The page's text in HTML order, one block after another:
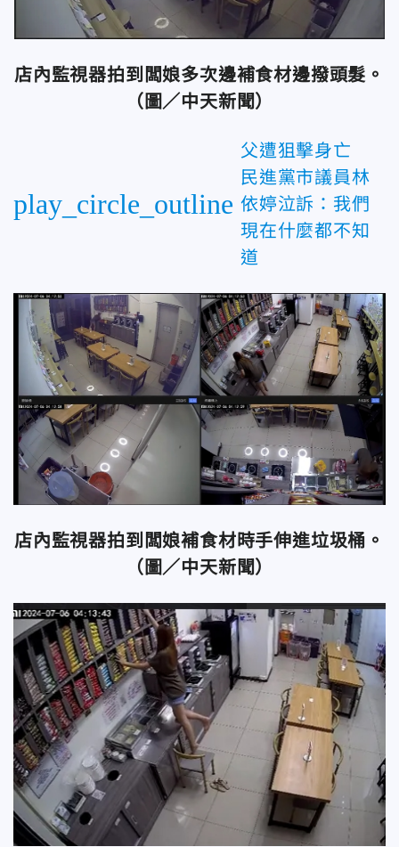
店內監視器拍到闆娘多次邊補食材邊撥頭髮。
（圖／中天新聞）
play_circle_outline
父遭狙擊身亡
民進黨市議員林
依婷泣訴：我們
現在什麼都不知
道
店內監視器拍到闆娘補食材時手伸進垃圾桶。
（圖／中天新聞）